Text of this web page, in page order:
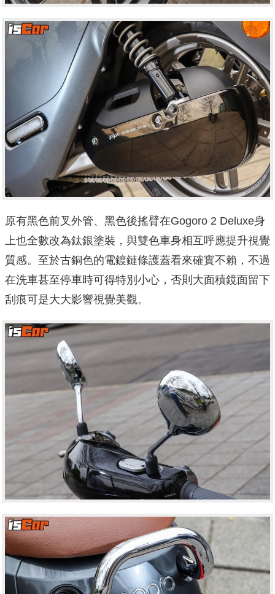
原有黑色前叉外管、黑色後搖臂在Gogoro 2 Deluxe身
上也全數改為鈦銀塗裝，與雙色車身相互呼應提升視覺
質感。至於古銅色的電鍍鏈條護蓋看來確實不賴，不過
在洗車甚至停車時可得特別小心，否則大面積鏡面留下
刮痕可是大大影響視覺美觀。